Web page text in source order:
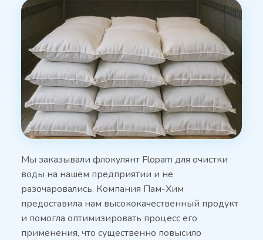
Мы заказывали флокулянт Flopam для очистки
воды на нашем предприятии и не
разочаровались. Компания Пам-Хим
предоставила нам высококачественный продукт
и помогла оптимизировать процесс его
применения, что существенно повысило